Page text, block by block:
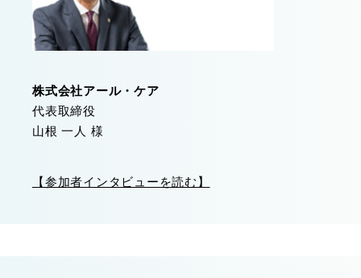
株式会社アール・ケア
代表取締役
山根 一人 様
【参加者インタビューを読む】